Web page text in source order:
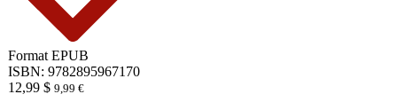
Format EPUB
ISBN: 9782895967170
12,99 $ 9,99 €